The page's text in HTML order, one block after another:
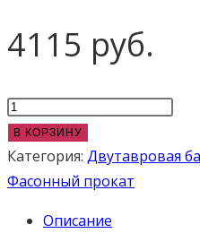
4115 руб.
Количество
товара
Балка
35
ст3пс5/
В КОРЗИНУ
Категория: Двутавровая
Фасонный прокат
Описание